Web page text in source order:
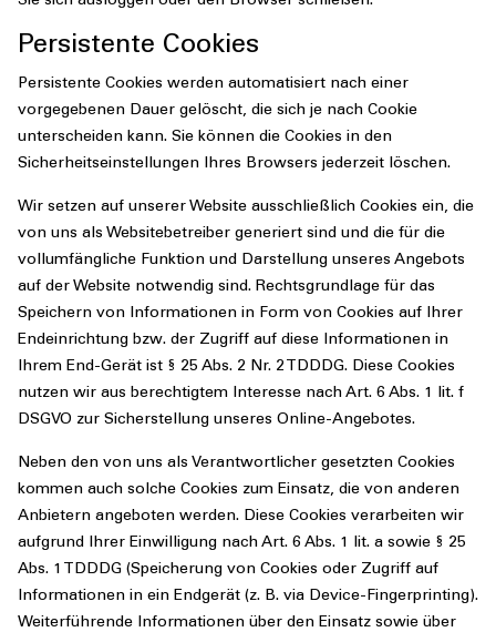
Persistente Cookies
Persistente Cookies werden automatisiert nach einer
vorgegebenen Dauer gelöscht, die sich je nach Cookie
unterscheiden kann. Sie können die Cookies in den
Sicherheitseinstellungen Ihres Browsers jederzeit löschen.
Wir setzen auf unserer Website ausschließlich Cookies ein, die
von uns als Websitebetreiber generiert sind und die für die
vollumfängliche Funktion und Darstellung unseres Angebots
auf der Website notwendig sind. Rechtsgrundlage für das
Speichern von Informationen in Form von Cookies auf Ihrer
Endeinrichtung bzw. der Zugriff auf diese Informationen in
Ihrem End-Gerät ist § 25 Abs. 2 Nr. 2 TDDDG. Diese Cookies
nutzen wir aus berechtigtem Interesse nach Art. 6 Abs. 1 lit. f
DSGVO zur Sicherstellung unseres Online-Angebotes.
Neben den von uns als Verantwortlicher gesetzten Cookies
kommen auch solche Cookies zum Einsatz, die von anderen
Anbietern angeboten werden. Diese Cookies verarbeiten wir
aufgrund Ihrer Einwilligung nach Art. 6 Abs. 1 lit. a sowie § 25
Abs. 1 TDDDG (Speicherung von Cookies oder Zugriff auf
Informationen in ein Endgerät (z. B. via Device-Fingerprinting).
Weiterführende Informationen über den Einsatz sowie über